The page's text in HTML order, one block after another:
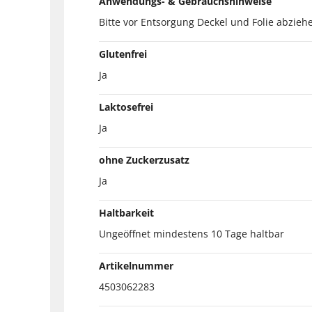
Bitte vor Entsorgung Deckel und Folie
Glutenfrei
Ja
Laktosefrei
Ja
ohne Zuckerzusatz
Ja
Haltbarkeit
Ungeöffnet mindestens 10 Tage haltbar
Artikelnummer
4503062283